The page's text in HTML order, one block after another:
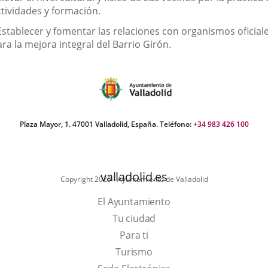
y formación.
y fomentar las relaciones con organismos
la mejora integral del Barrio Girón.
Plaza Mayor, 1. 47001 Valladolid, España. Teléfono:+34 983 426 100
Copyright 2025 - Ayuntamiento de Valladolid
valladolid.es
El Ayuntamiento
Tu ciudad
Para ti
TurismoEste